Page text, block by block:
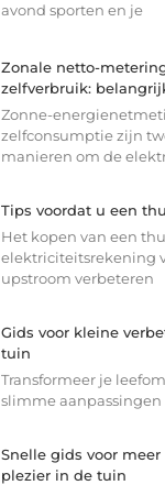
avond sporten en je
Zonale netto-
zelfverbruik:
Zonne-
zelfconsumptie zijn
manieren om de
Tips voordat u een
Het kopen van een
elektriciteitsrekening
upstroom verbeteren
Gids voor kleine
tuin
Transformeer je
slimme
Snelle gids voor
plezier in de tuin